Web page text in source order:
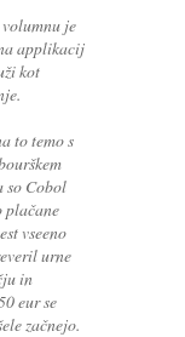
volumnu je
applikacij
kot
to temo s
so Cobol
plačane
vseeno
urne
in
eur se
začnejo.